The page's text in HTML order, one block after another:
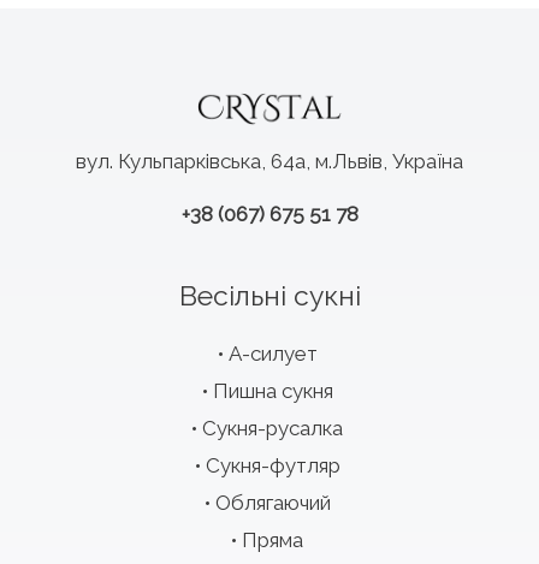
вул. Кульпарківська, 64а, м.Львів, Україна
+38 (067) 675 51 78
Весільні сукні
А-силует
Пишна сукня
Сукня-русалка
Сукня-футляр
Облягаючий
Пряма